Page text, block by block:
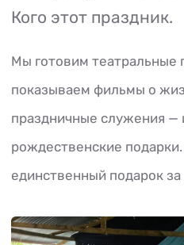
Кого этот праздник.
Мы готовим театральные
показываем фильмы о
праздничные служения —
рождественские
единственный подарок за